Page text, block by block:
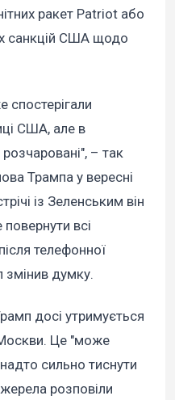
ракет Patriot або
санкцій США щодо
спостерігали
США, але в
– так
Трампа у вересні
із Зеленським він
всі
телефонної
думку.
досі утримується
Москви. Це "може
сильно тиснути
розповіли